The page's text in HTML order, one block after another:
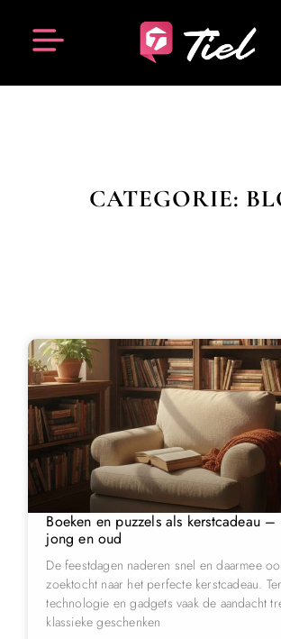
CATEGORIE:
Boeken en puzzels als kerstcadeau
jong en oud
De feestdagen naderen snel en daarmee
zoektocht naar het perfecte kerstcadeau.
technologie en gadgets vaak de aandacht
klassieke geschenken